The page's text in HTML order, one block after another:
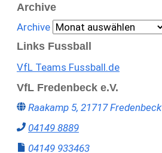
Archive
Archive
Links Fussball
VfL Teams Fussball.de
VfL Fredenbeck e.V.
Raakamp 5, 21717 Fredenbeck
04149 8889
04149 933463